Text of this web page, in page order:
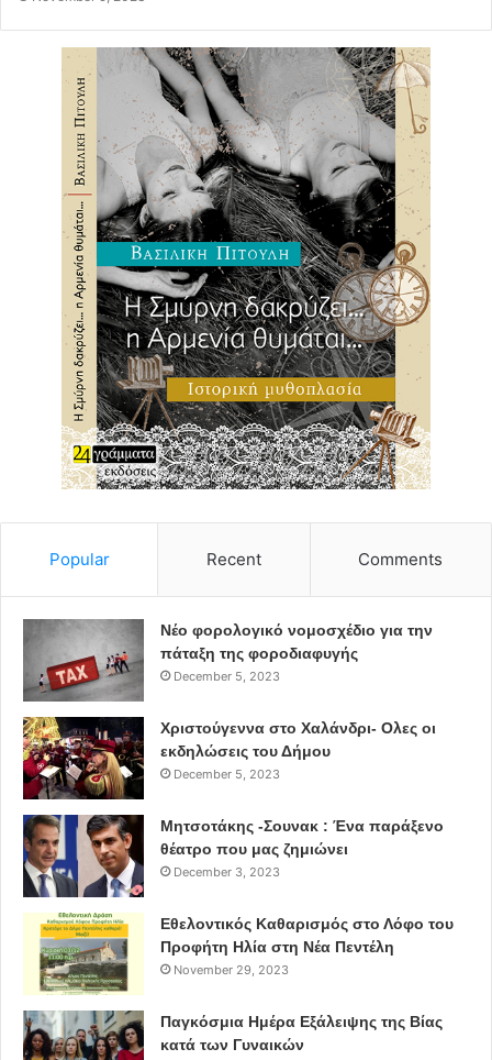
Ανακαίνιση Ηράκλειο
Δήμος Ηρακλείου παιδικοί σταθμοί
Δήμος Ηρακλείου Αττικής
οδός Βορείου Ηπείρου Ναρκίσσων
Popular Recent Comments
Νέο φορολογικό νομοσχέδιο για την
πάταξη της φοροδιαφυγής
December 5, 2023
Χριστούγεννα στο Χαλάνδρι- Ολες οι
εκδηλώσεις του Δήμου
December 5, 2023
Μητσοτάκης -Σουνακ : Ένα παράξενο
θέατρο που μας ζημιώνει
December 3, 2023
Εθελοντικός Καθαρισμός στο Λόφο του
Προφήτη Ηλία στη Νέα Πεντέλη
November 29, 2023
Παγκόσμια Ημέρα Εξάλειψης της Βίας
κατά των Γυναικών